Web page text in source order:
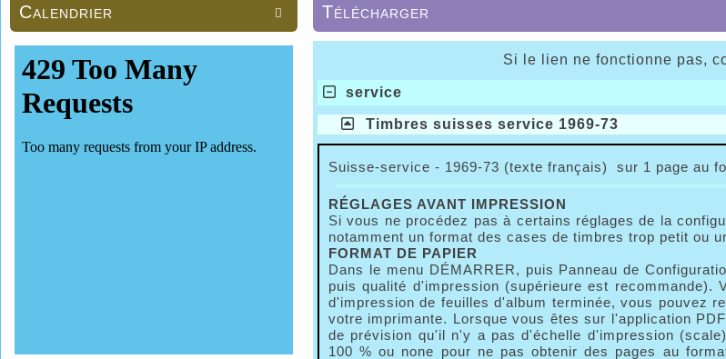

Calendrier Télécharger
Si le lien ne fonctionne pas,
service
Timbres suisses service 1969-73
Suisse-service - 1969-73 (texte français) sur 1 page au
RÉGLAGES AVANT IMPRESSION
Si vous ne procédez pas à certains réglages de la
notamment un format des cases de timbres trop petit ou
FORMAT DE PAPIER
Dans le menu DÉMARRER, puis Panneau de
puis qualité d'impression (supérieure est
d'impression de feuilles d'album terminée, vous pouvez
votre imprimante. Lorsque vous êtes sur l'application
de prévision qu'il n'y a pas d'échelle d'impression
100 % ou none pour ne pas obtenir des pages au